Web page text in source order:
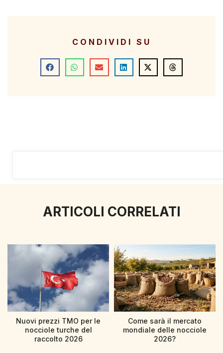
CONDIVIDI SU
ARTICOLI CORRELATI
Nuovi prezzi TMO per le
nocciole turche del
raccolto 2026
Come sarà il mercato
mondiale delle nocciole
2026?